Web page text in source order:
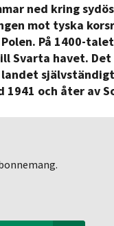
ned kring
mot tyska
På 1400-
Svarta havet.
1941 och åter av